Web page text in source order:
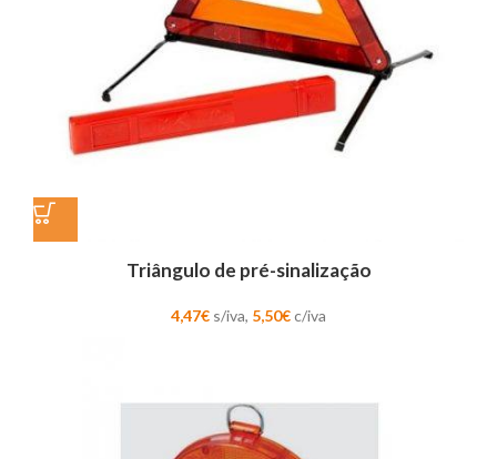
Triângulo de pré-sinalização
4,47€ s/iva, 5,50€c/iva